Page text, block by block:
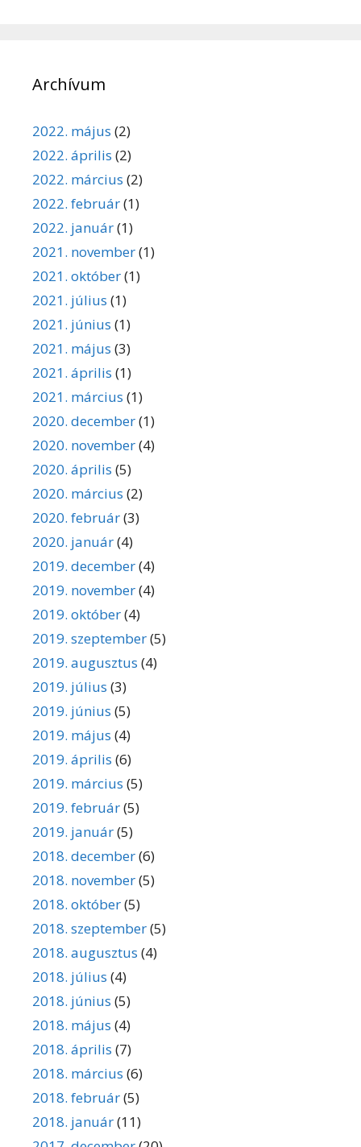
Archívum
2022. május (2)
2022. április (2)
2022. március (2)
2022. február(1)
2022. január(1)
2021. november(1)
2021. október(1)
2021. július (1)
2021. június (1)
2021. május (3)
2021. április (1)
2021. március (1)
2020. december(1)
2020. november(4)
2020. április (5)
2020. március (2)
2020. február(3)
2020. január(4)
2019. december(4)
2019. november(4)
2019. október(4)
2019. szeptember(5)
2019. augusztus (4)
2019. július (3)
2019. június (5)
2019. május (4)
2019. április (6)
2019. március (5)
2019. február(5)
2019. január(5)
2018. december(6)
2018. november(5)
2018. október(5)
2018. szeptember(5)
2018. augusztus (4)
2018. július (4)
2018. június (5)
2018. május (4)
2018. április (7)
2018. március (6)
2018. február(5)
2018. január(11)